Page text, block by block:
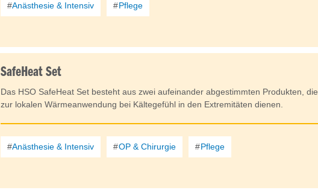
Anästhesie & Intensiv Pflege
SafeHeat Set
Das HSO SafeHeat Set besteht aus zwei aufeinander abgestimmten Produkten, die
zur lokalen Wärmeanwendung bei Kältegefühl in den Extremitäten dienen.
Anästhesie & Intensiv OP & Chirurgie Pflege